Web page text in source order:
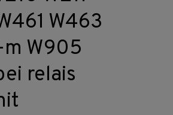
W463
W905
relais